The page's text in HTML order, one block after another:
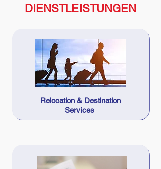
DIENSTLEISTUNGEN
Relocation & Destination
Services